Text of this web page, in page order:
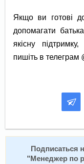
Якщо ви готові
допомагати
якісну
пишіть в телеграм
Подписаться
" Менеджер по